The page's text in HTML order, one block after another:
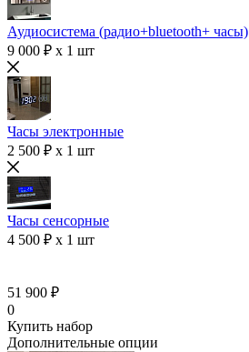
Аудиосистема (радио+bluetooth+ часы)
9 000 ₽ x 1 шт
Часы электронные
2 500 ₽ x 1 шт
Часы сенсорные
4 500 ₽ x 1 шт
51 900 ₽
0
Купить набор
Дополнительные опции